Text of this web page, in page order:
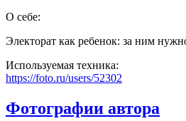
О себе:
Электорат как ребенок: за ним
Используемая техника:
https://foto.ru/users/52302
Фотографии автора